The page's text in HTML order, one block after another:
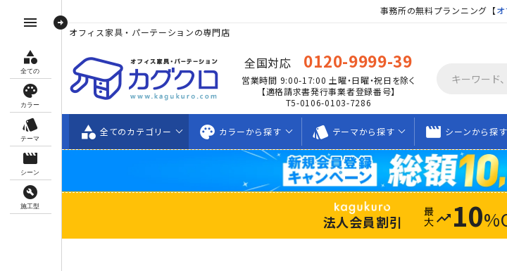
menu arrow_circle_right
category
全ての
palette
カラー
style
テーマ
movie_creation
シーン
build_circle
施工型
事務所の無料プランニング【
オフィス家具・パーテーションの専門店
全国対応 0120-9999-39
営業時間 9:00-17:00 土曜・日曜・祝日を除く
【適格請求書発行事業者登録番号】
T5-0106-0103-7286
category 全てのカテゴリー palette カラーから探す style テーマから探す movie_creation シーンから探す
法人会員割引 trending_up 10